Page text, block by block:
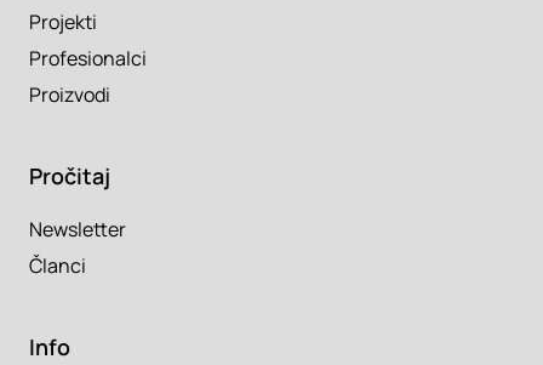
Projekti
Profesionalci
Proizvodi
Pročitaj
Newsletter
Članci
Info